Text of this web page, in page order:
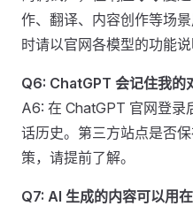
作、翻译、内容创作等场
时请以官网各模型的功能说
Q6: ChatGPT 会记住我的
A6: 在 ChatGPT 官网登录
话历史。第三方站点是否
策，请提前了解。
Q7: AI 生成的内容可以用